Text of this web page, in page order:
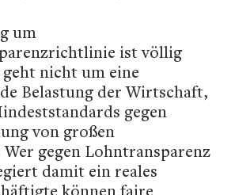
um
ist völlig
nicht um eine
Belastung der Wirtschaft,
gegen
von großen
gegen Lohntransparenz
damit ein reales
können faire